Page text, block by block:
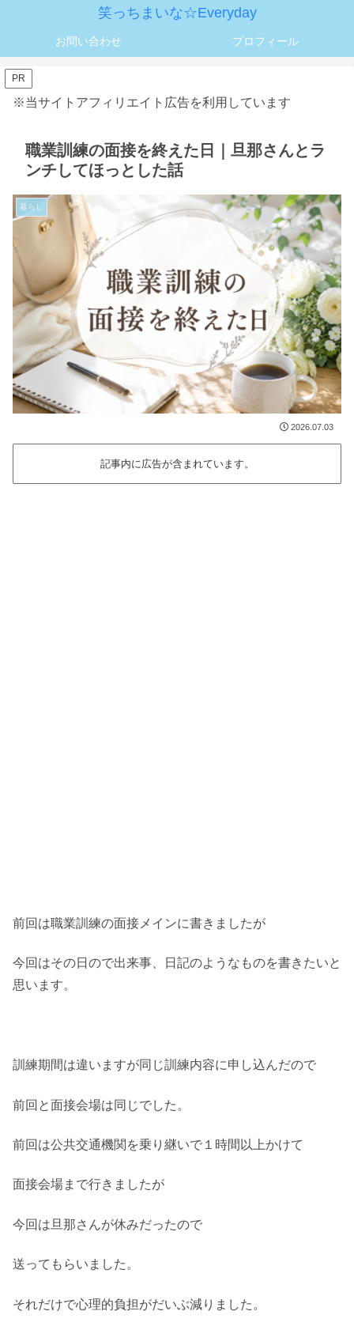
笑っちまいな☆Everyday
お問い合わせ プロフィール
PR
※当サイトアフィリエイト広告を利用しています
職業訓練の面接を終えた日｜旦那さんとラ
ンチしてほっとした話
暮らし
2026.07.03
記事内に広告が含まれています。
前回は職業訓練の面接メインに書きましたが
今回はその日ので出来事、日記のようなものを書きたいと
思います。
訓練期間は違いますが同じ訓練内容に申し込んだので
前回と面接会場は同じでした。
前回は公共交通機関を乗り継いで１時間以上かけて
面接会場まで行きましたが
今回は旦那さんが休みだったので
送ってもらいました。
それだけで心理的負担がだいぶ減りました。